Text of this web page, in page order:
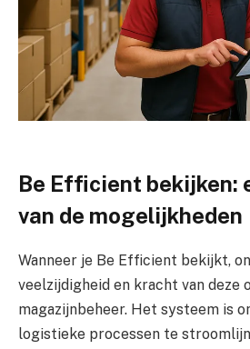
Be Efficient bekijken:
van de mogelijkheden
Wanneer je Be Efficient bekijkt,
veelzijdigheid en kracht van deze
magazijnbeheer. Het systeem is
logistieke processen te